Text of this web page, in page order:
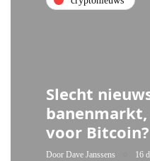
Slecht
voor Bitcoin?
Door Dave Janssens 16